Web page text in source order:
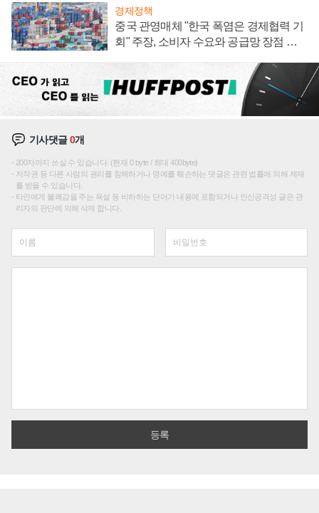
경제정책
중국 관영매체 "한국 폭염은 경제협력 기
회" 주장, 소비자 수요와 공급망 장점 강
기사댓글0개
200자까지 쓰실 수 있습니다. (현재 0 byte / 최대 400byte)
저작권 등 다른 사람의 권리를 침해하거나 명예를 훼손하는 댓글은 관련 법률에 의해 제재
를 받을 수 있습니다.
타인에게 불쾌감을 주는 욕설 등 비하하는 단어가 내용에 포함되거나 인신공격성 글은 관
리자의 판단에 의해 삭제 합니다.